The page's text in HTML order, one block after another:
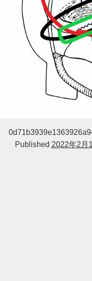
Published 2022年2月